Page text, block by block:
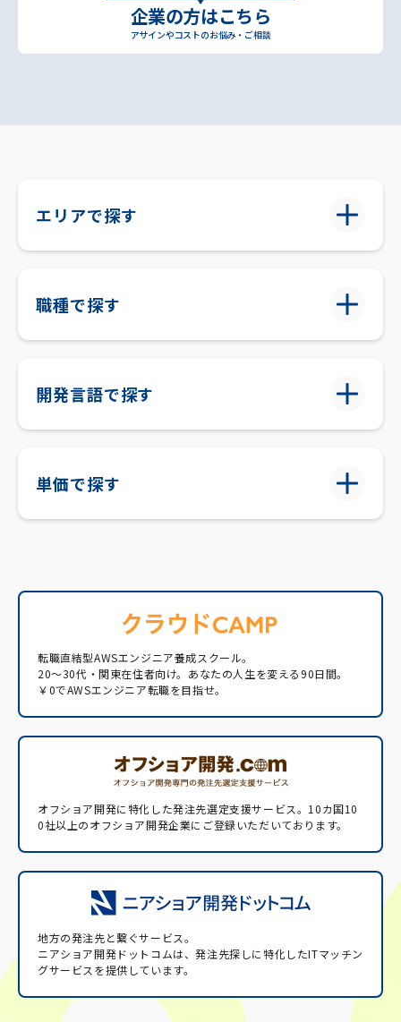
企業の方はこちら
アサインやコストのお悩み・ご相談
エリアで探す
職種で探す
開発言語で探す
単価で探す
転職直結型AWSエンジニア養成スクール。
20〜30代・関東在住者向け。あなたの人生を変える90日間。
￥0でAWSエンジニア転職を目指せ。
オフショア開発に特化した発注先選定支援サービス。 10カ国10
0社以上のオフショア開発企業にご登録いただいております。
地方の発注先と繋ぐサービス。
ニアショア開発ドットコムは、発注先探しに特化したITマッチン
グサービスを提供しています。